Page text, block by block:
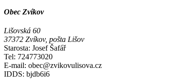
Obec Zvíkov
Lišovská 60
37372 Zvíkov, pošta Lišov
Starosta: Josef Šafář
Tel: 724773020
E-mail: obec@zvikovulisova.cz
IDDS: bjdb6i6